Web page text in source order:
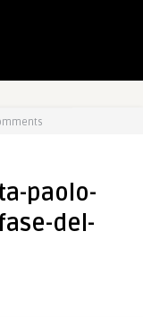
paolo-
del-